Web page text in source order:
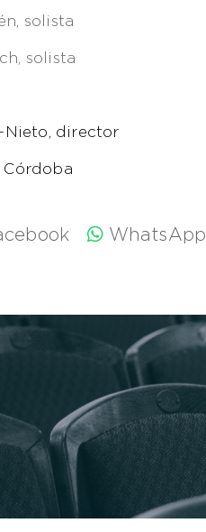
solista
solista
Nieto, director
Córdoba
WhatsApp